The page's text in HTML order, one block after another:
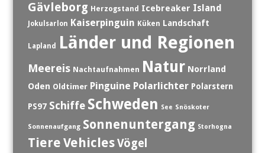
Gävleborg Herzogstand Icebreaker Island
Jokulsarlon Kaiserpinguin Küken Landschaft
Lapland Länder und Regionen
Meereis Nachtaufnahmen Natur Norrland
Oden Oldtimer Pinguine Polarlichter Polarstern
PS97 Schiffe Schweden See Snöskoter
Sonnenaufgang Sonnenuntergang Storhogna
Tiere VehiclesVögel